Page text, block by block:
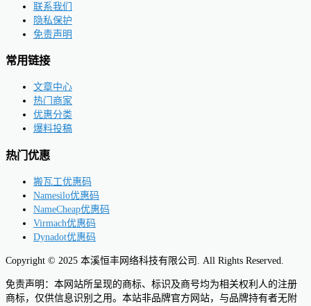
联系我们
隐私保护
免责声明
常用链接
文章中心
热门商家
优惠分类
爆料投稿
热门优惠
搬瓦工优惠码
Namesilo优惠码
NameCheap优惠码
Virmach优惠码
Dynadot优惠码
Copyright © 2025 本溪恒丰网络科技有限公司. All Rights Reserved.
免责声明：本网站所呈现的商标、标识及商号均为相关权利人的注册
商标，仅供信息识别之用。本站非品牌官方网站，与品牌持有者无附